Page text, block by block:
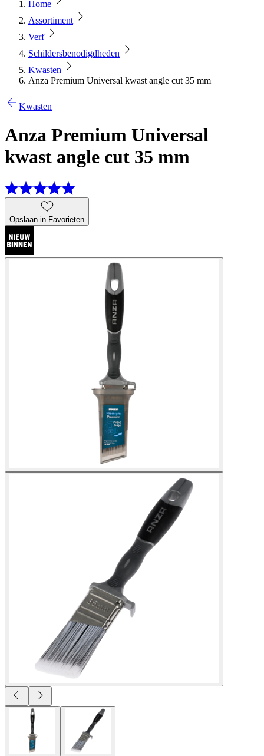
Home
Assortiment
Verf
Schildersbenodigdheden
Kwasten
Anza Premium Universal kwast angle cut 35 mm
Kwasten
Anza Premium Universal
kwast angle cut 35 mm
Opslaan in Favorieten